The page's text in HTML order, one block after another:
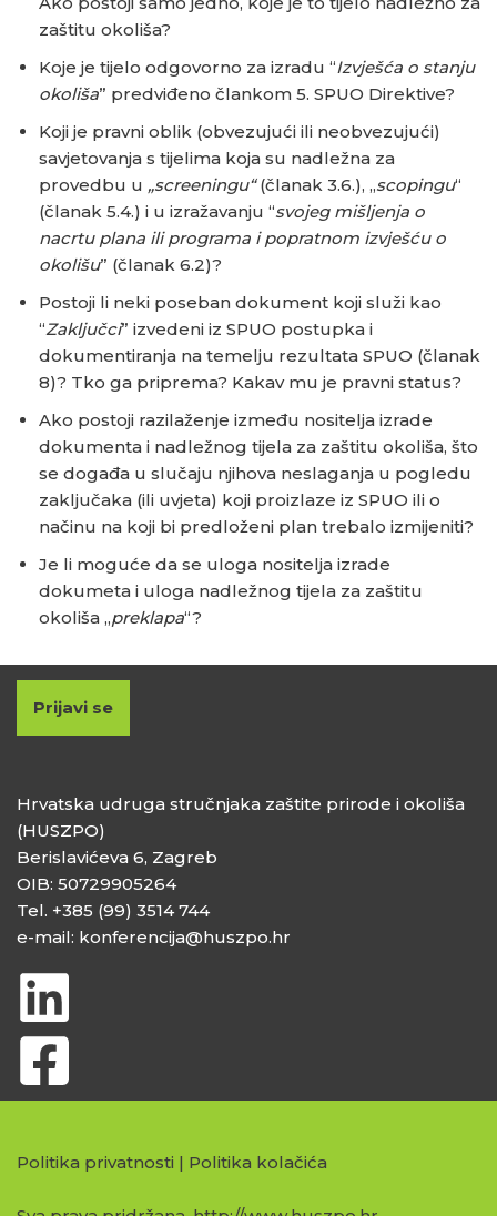
zaštitu okoliša?
Koje je tijelo odgovorno za izradu “Izvješća o stanju
okoliša” predviđeno člankom 5. SPUO Direktive?
Koji je pravni oblik (obvezujući ili neobvezujući)
savjetovanja s tijelima koja su nadležna za
provedbu u „screeningu“(članak 3.6.), „scopingu“
(članak 5.4.) i u izražavanju “svojeg mišljenja o
nacrtu plana ili programa i popratnom izvješću o
okolišu” (članak 6.2)?
Postoji li neki poseban dokument koji služi kao
“Zaključci” izvedeni iz SPUO postupka i
dokumentiranja na temelju rezultata SPUO (članak
8)? Tko ga priprema? Kakav mu je pravni status?
Ako postoji razilaženje između nositelja izrade
dokumenta i nadležnog tijela za zaštitu okoliša, što
se događa u slučaju njihova neslaganja u pogledu
zaključaka (ili uvjeta) koji proizlaze iz SPUO ili o
načinu na koji bi predloženi plan trebalo izmijeniti?
Je li moguće da se uloga nositelja izrade
dokumeta i uloga nadležnog tijela za zaštitu
okoliša „preklapa“?
Prijavi se
Hrvatska udruga stručnjaka zaštite prirode i okoliša
(HUSZPO)
Berislavićeva 6, Zagreb
OIB: 50729905264
Tel. +385 (99) 3514 744
e-mail: konferencija@huszpo.hr
Politika privatnosti | Politika kolačića